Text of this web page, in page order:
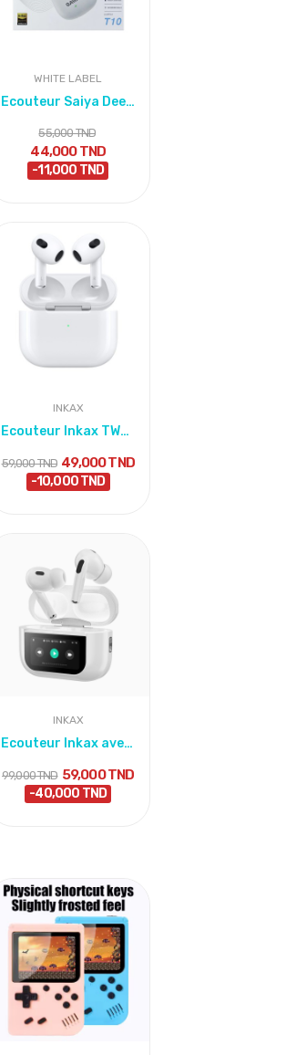
WHITE LABEL
Ecouteur Saiya Deep Bass True Wireless Earphone...
55,000 TND
44,000 TND
-11,000 TND
INKAX
Ecouteur Inkax TW03
59,000 TND 49,000 TND
-10,000 TND
INKAX
Ecouteur Inkax avec afficheur T05D-ANC
99,000 TND 59,000 TND
-40,000 TND